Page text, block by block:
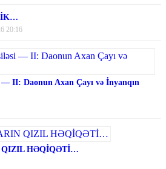
20:16
— II: Daonun Axan Çayı və İnyanqın
QIZIL HƏQİQƏTİ…